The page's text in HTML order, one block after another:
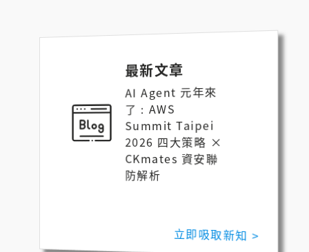
最新文章
AI Agent 元年來
了：AWS
Summit Taipei
2026 四大策略 ×
CKmates 資安聯
防解析
立即吸取新知 >